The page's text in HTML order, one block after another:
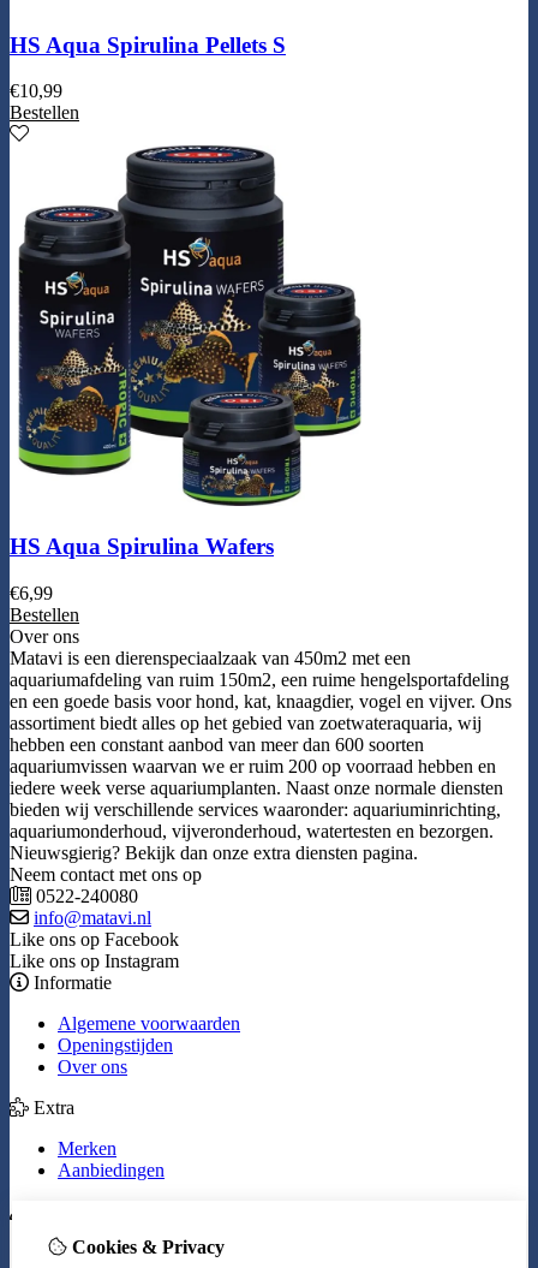
HS Aqua Spirulina Pellets S
€10,99
Bestellen
HS Aqua Spirulina Wafers
€6,99
Bestellen
Over ons
Matavi is een dierenspeciaalzaak van 450m2 met een
aquariumafdeling van ruim 150m2, een ruime hengelsportafdeling
en een goede basis voor hond, kat, knaagdier, vogel en vijver. Ons
assortiment biedt alles op het gebied van zoetwateraquaria, wij
hebben een constant aanbod van meer dan 600 soorten
aquariumvissen waarvan we er ruim 200 op voorraad hebben en
iedere week verse aquariumplanten. Naast onze normale diensten
bieden wij verschillende services waaronder: aquariuminrichting,
aquariumonderhoud, vijveronderhoud, watertesten en bezorgen.
Nieuwsgierig? Bekijk dan onze extra diensten pagina.
Neem contact met ons op
0522-240080
info@matavi.nl
Like ons op Facebook
Like ons op Instagram
Informatie
Algemene voorwaarden
Openingstijden
Over ons
Extra
Merken
Aanbiedingen
Inloggen
Cookies & Privacy